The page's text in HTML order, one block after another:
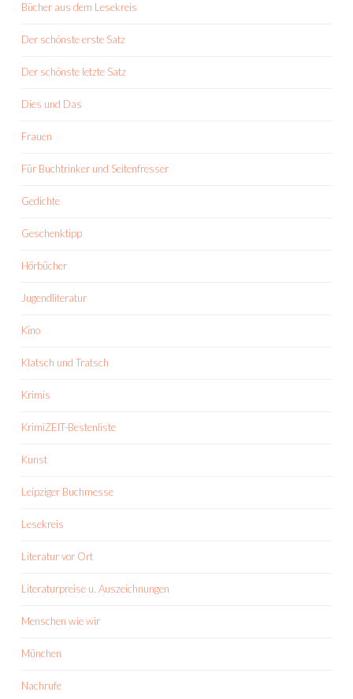
Bücher aus dem Lesekreis
Der schönste erste Satz
Der schönste letzte Satz
Dies und Das
Frauen
Für Buchtrinker und Seitenfresser
Gedichte
Geschenktipp
Hörbücher
Jugendliteratur
Kino
Klatsch und Tratsch
Krimis
KrimiZEIT-Bestenliste
Kunst
Leipziger Buchmesse
Lesekreis
Literatur vor Ort
Literaturpreise u. Auszeichnungen
Menschen wie wir
München
Nachrufe